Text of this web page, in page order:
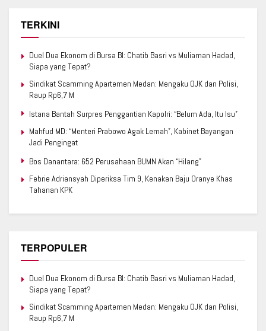
TERKINI
Duel Dua Ekonom di Bursa BI: Chatib Basri vs Muliaman Hadad,
Siapa yang Tepat?
Sindikat Scamming Apartemen Medan: Mengaku OJK dan Polisi,
Raup Rp6,7 M
Istana Bantah Surpres Penggantian Kapolri: “Belum Ada, Itu Isu”
Mahfud MD: “Menteri Prabowo Agak Lemah”, Kabinet Bayangan
Jadi Pengingat
Bos Danantara: 652 Perusahaan BUMN Akan “Hilang”
Febrie Adriansyah Diperiksa Tim 9, Kenakan Baju Oranye Khas
Tahanan KPK
TERPOPULER
Duel Dua Ekonom di Bursa BI: Chatib Basri vs Muliaman Hadad,
Siapa yang Tepat?
Sindikat Scamming Apartemen Medan: Mengaku OJK dan Polisi,
Raup Rp6,7 M